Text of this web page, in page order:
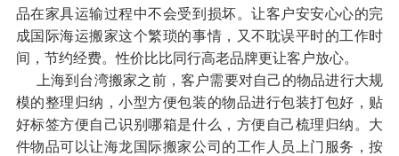
品在家具运输过程中不会受到损坏。让客户安安心心的完
成国际海运搬家这个繁琐的事情，又不耽误平时的工作时
间，节约经费。性价比比同行高老品牌更让客户放心。
上海到台湾搬家之前，客户需要对自己的物品进行大规
模的整理归纳，小型方便包装的物品进行包装打包好，贴
好标签方便自己识别哪箱是什么，方便自己梳理归纳。大
件物品可以让海龙国际搬家公司的工作人员上门服务，按